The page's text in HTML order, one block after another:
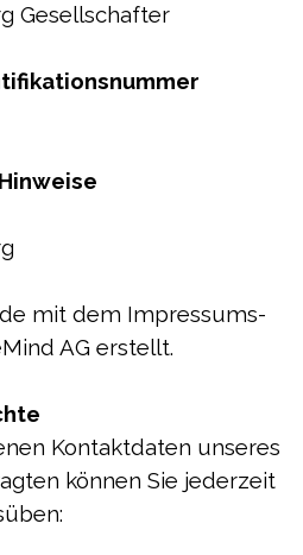
Gesellschafter
mit dem Impressums-
AG erstellt.
Kontaktdaten unseres
können Sie jederzeit